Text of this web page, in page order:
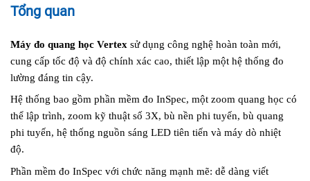
Tổng quan
Máy đo quang học Vertex sử dụng công nghệ hoàn toàn mới,
cung cấp tốc độ và độ chính xác cao, thiết lập một hệ thống đo
lường đáng tin cậy.
Hệ thống bao gồm phần mềm đo InSpec, một zoom quang học có
thể lập trình, zoom kỹ thuật số 3X, bù nền phi tuyến, bù quang
phi tuyến, hệ thống nguồn sáng LED tiên tiến và máy dò nhiệt
độ.
Phần mềm đo InSpec với chức năng mạnh mẽ: dễ dàng viết